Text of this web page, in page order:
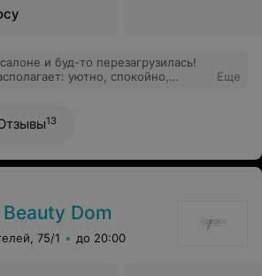
и буд-то перезагрузилась!
уютно, спокойно,
бережно, с подробными
зачем и как ухаживать
кожа стала ровнее, поры
сразу. Отдельно отмечу заботу,
все время спрашивала
рекомендую.
Еще
13
Dom
75/1 до 20:00